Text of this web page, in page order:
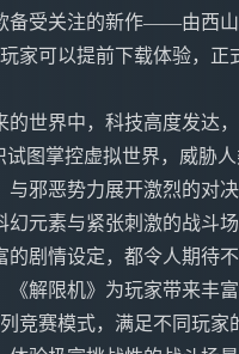
备受关注的新作——由西
家可以提前下载体验，
的世界中，科技高度发达
试图掌控虚拟世界，威胁
邪恶势力展开激烈的对决
幻元素与紧张刺激的战斗
的剧情设定，都令人期待
《解限机》为玩家带来丰
竞赛模式，满足不同玩